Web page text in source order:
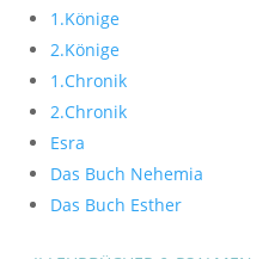
1.Könige
2.Könige
1.Chronik
2.Chronik
Esra
Das Buch Nehemia
Das Buch Esther